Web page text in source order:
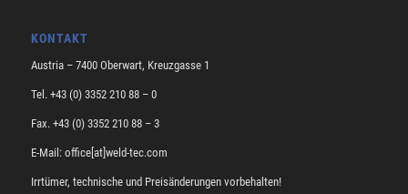
KONTAKT
Austria – 7400 Oberwart, Kreuzgasse 1
Tel. +43 (0) 3352 210 88 – 0
Fax. +43 (0) 3352 210 88 – 3
E-Mail: office[at]weld-tec.com
Irrtümer, technische und Preisänderungen vorbehalten!